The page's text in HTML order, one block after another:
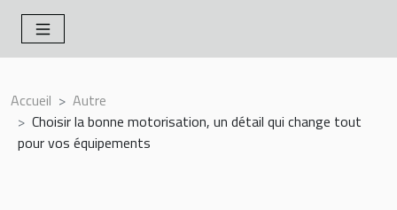
Accueil
Autre
Choisir la bonne motorisation, un détail qui change tout
pour vos équipements